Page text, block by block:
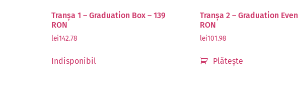
Tranșa 1 – Graduation Box – 139
RON
lei142.78
Indisponibil
Tranșa 2 – Graduation
RON
lei101.98
Plătește